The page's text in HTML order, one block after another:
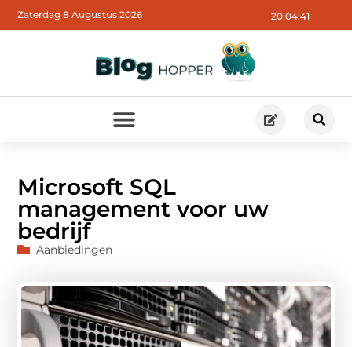
20:04:43
Zaterdag 8 Augustus 2026
Microsoft SQL
management voor uw
bedrijf
Aanbiedingen